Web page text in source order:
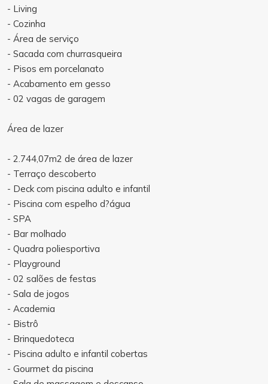
- Living
- Cozinha
- Área de serviço
- Sacada com churrasqueira
- Pisos em porcelanato
- Acabamento em gesso
- 02 vagas de garagem
Área de lazer
- 2.744,07m2 de área de lazer
- Terraço descoberto
- Deck com piscina adulto e infantil
- Piscina com espelho d?água
- SPA
- Bar molhado
- Quadra poliesportiva
- Playground
- 02 salões de festas
- Sala de jogos
- Academia
- Bistrô
- Brinquedoteca
- Piscina adulto e infantil cobertas
- Gourmet da piscina